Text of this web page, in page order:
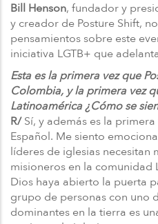
Bill Henson, fundador y
y creador de Posture Shift,
pensamientos sobre este
iniciativa LGTB+ que
Esta es la primera vez que
Colombia, y la primera vez
Latinoamérica ¿Cómo se
R/Sí, y además es la primera
Español. Me siento
líderes de iglesias necesitan
misioneros en la comunidad
Dios haya abierto la puerta
grupo de personas con uno
dominantes en la tierra es